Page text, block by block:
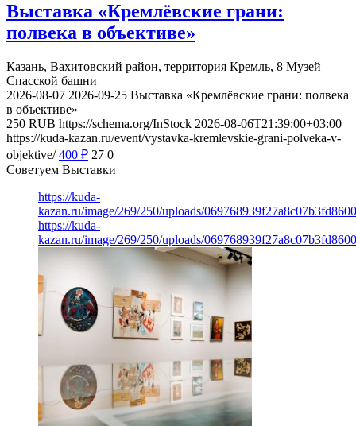
Выставка «Кремлёвские грани:
полвека в объективе»
Казань, Вахитовский район, территория Кремль, 8 Музей
Спасской башни
2026-08-07 2026-09-25 Выставка «Кремлёвские грани: полвека
в объективе»
250 RUB https://schema.org/InStock 2026-08-06T21:39:00+03:00
https://kuda-kazan.ru/event/vystavka-kremlevskie-grani-polveka-v-
objektive/ 400 ₽ 27 0
Советуем Выставки
https://kuda-
kazan.ru/image/269/250/uploads/
https://kuda-
kazan.ru/image/269/250/uploads/